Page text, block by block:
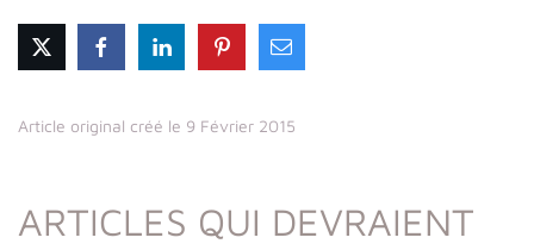
Article original créé le 9 Février 2015
ARTICLES QUI DEVRAIENT